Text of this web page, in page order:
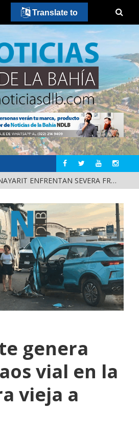
MUNICIPIOS DE NAYARIT ENFRENTAN SEVERA FRAGILIDAD FINANCIERA POR DEUDAS Y NÓMINAS
genera
vial en la
vieja a
Translate to